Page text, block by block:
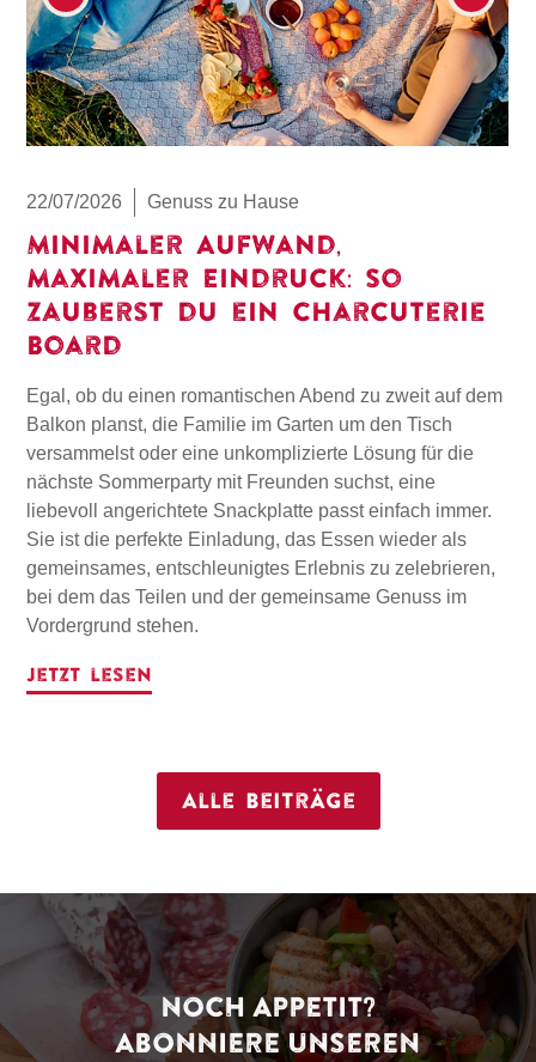
Minimaler Aufwand,
maximaler Eindruck: So
zauberst du ein Charcuterie
Board
Genuss zu Hause
22/07/2026
Egal, ob du einen romantischen Abend zu zweit auf dem
Balkon planst, die Familie im Garten um den Tisch
versammelst oder eine unkomplizierte Lösung für die
nächste Sommerparty mit Freunden suchst, eine
liebevoll angerichtete Snackplatte passt einfach immer.
Sie ist die perfekte Einladung, das Essen wieder als
gemeinsames, entschleunigtes Erlebnis zu zelebrieren,
bei dem das Teilen und der gemeinsame Genuss im
Vordergrund stehen.
Jetzt lesen
Alle Beiträge
NOCH APPETIT?
ABONNIERE UNSEREN